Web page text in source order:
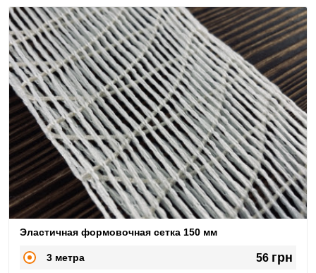
Эластичная формовочная сетка 150 мм
3 метра 56 грн